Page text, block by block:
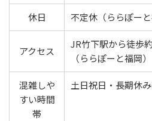
休日 不定休（ららぽーと
アクセス
JR竹下駅から徒歩
（ららぽーと福岡）
混雑しや
すい時間
帯
土日祝日・長期休